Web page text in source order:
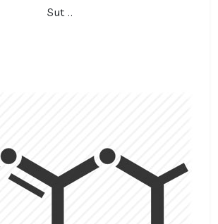
Sut ..